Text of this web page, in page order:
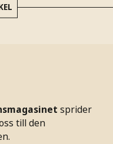
sprider
till den